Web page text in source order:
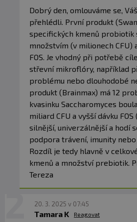
Dobrý den, omlouváme se,
přehlédli. První produkt
specifických kmenů probiotik
množstvím (v milionech CFU)
FOS. Je vhodný při potřebě
střevní mikroflóry, například
problému nebo dlouhodobé
produkt (Brainmax) má 12
kvasinku Saccharomyces
miliard CFU a vyšší dávku FOS
silnější, univerzálnější a hodí
podpora trávení, imunity
Rozdíl je tedy hlavně v
kmenů a množství prebiotik.
Tereza
20. 3. 2025 v 07:45
Tamara K Reagovat